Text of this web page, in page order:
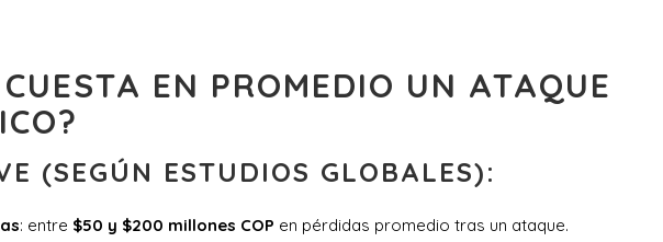
EN PROMEDIO UN ATAQUE
(SEGÚN ESTUDIOS GLOBALES):
: entre $50 y $200 millones COP en pérdidas promedio tras un ataque.